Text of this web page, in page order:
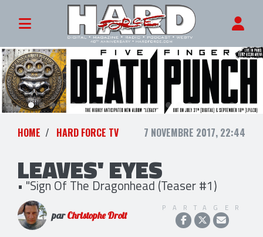
HOME HARD FORCE TV 7 NOVEMBRE 2017, 22:44
LEAVES' EYES
• "Sign Of The Dragonhead (Teaser #1)
parChristophe Droit
PARTAGER